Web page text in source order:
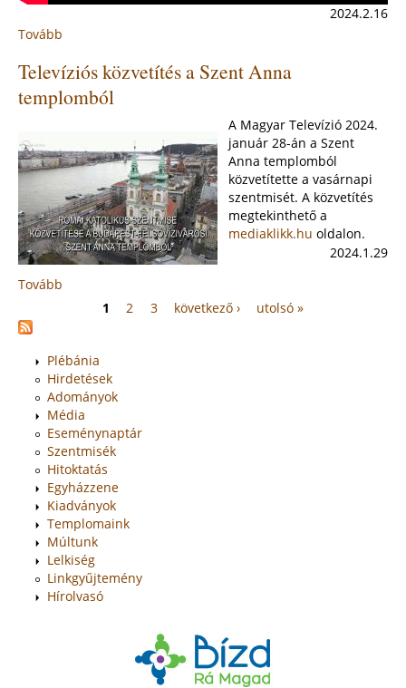
2024.2.16
Tovább
hittanos
farsang
2024
Televíziós közvetítés a Szent Anna
templomból
A Magyar Televízió 2024.
január 28-án a Szent
Anna templomból
közvetítette a vasárnapi
szentmisét. A közvetítés
megtekinthető a
mediaklikk.hu oldalon.
2024.1.29
Tovább
Televíziós
Szent
Anna
templomból
Oldalak
1 2 3 következő › utolsó »
Plébánia
Hirdetések
Adományok
Média
Eseménynaptár
Szentmisék
Hitoktatás
Egyházzene
Kiadványok
Templomaink
Múltunk
Lelkiség
Linkgyűjtemény
Hírolvasó